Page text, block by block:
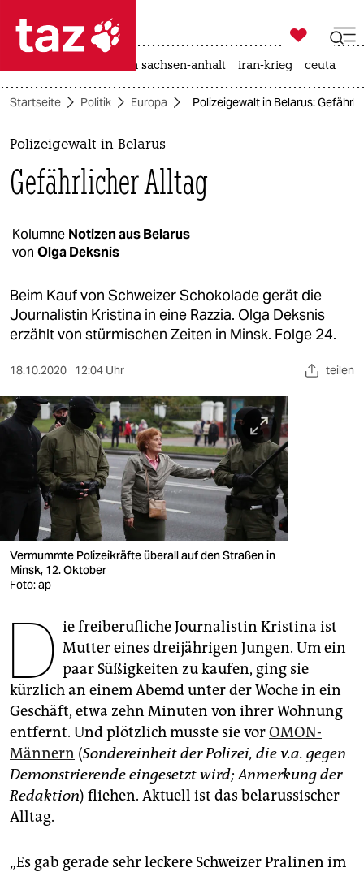
 taz zahl ich
taz zahl ich
themen
politik
gesellschaft
kultur
sport
berlin
nord
wahrheit
verlag
verlag
veranstaltungen
shop
unterstützen
genossenschaft
epaper login

taz zahl ich
landtagswahl in sachsen-anhalt iran-krieg ceuta
Startseite Politik Europa Polizeigewalt in Belarus:
Polizeigewalt in Belarus
Gefährlicher Alltag
Kolumne Notizen aus Belarus
von Olga Deksnis
Beim Kauf von Schweizer Schokolade gerät die
Journalistin Kristina in eine Razzia. Olga Deksnis
erzählt von stürmischen Zeiten in Minsk. Folge 24.
18.10.2020 12:04 Uhr teilen
Vermummte Polizeikräfte überall auf den Straßen in
Minsk, 12. Oktober
Foto: ap
D ie freiberufliche Journalistin Kristina ist
Mutter eines dreijährigen Jungen. Um ein
paar Süßigkeiten zu kaufen, ging sie
kürzlich an einem Abemd unter der Woche in ein
Geschäft, etwa zehn Minuten von ihrer Wohnung
entfernt. Und plötzlich musste sie vorOMON-
Männern (Sondereinheit der Polizei, die v.a. gegen
Demonstrierende eingesetzt wird; Anmerkung der
Redaktion) fliehen. Aktuell ist das belarussischer
Alltag.
„Es gab gerade sehr leckere Schweizer Pralinen im